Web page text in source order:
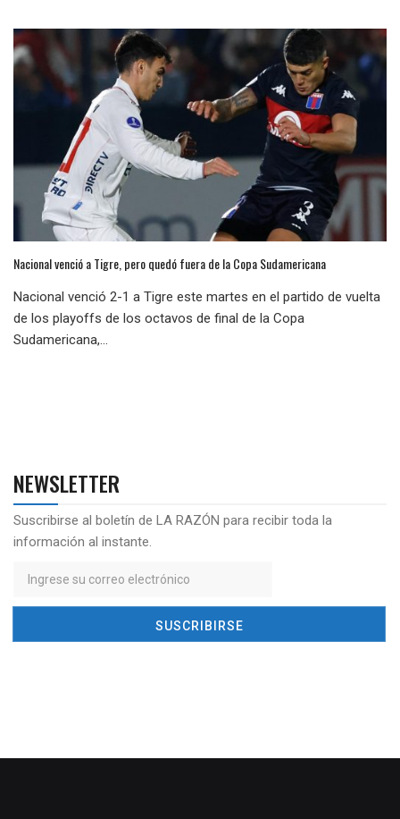
Nacional venció a Tigre, pero quedó fuera de la Copa Sudamericana
Nacional venció 2-1 a Tigre este martes en el partido de vuelta
de los playoffs de los octavos de final de la Copa
Sudamericana,...
NEWSLETTER
Suscribirse al boletín de LA RAZÓN para recibir toda la
información al instante.